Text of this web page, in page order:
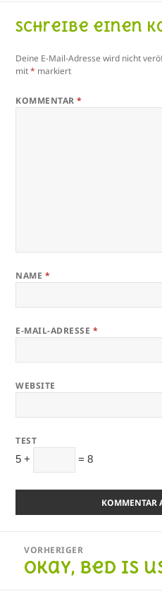
Schreibe einen
Deine E-Mail-Adresse wird nicht
mit* markiert
KOMMENTAR*
NAME *
E-MAIL-ADRESSE *
WEBSITE
TEST
5 +
= 8
VORHERIGER
Vorheriger
Okay, bed is